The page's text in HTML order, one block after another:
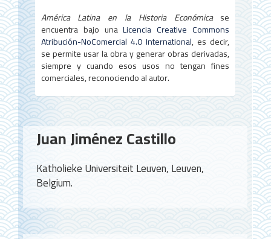
América Latina en la Historia Económicase
encuentra bajo unaLicencia Creative Commons
Atribución-NoComercial 4.0 International, es decir,
se permite usar la obra y generar obras derivadas,
siempre y cuando esos usos no tengan fines
comerciales, reconociendo al autor.
Contenido
principal
del
artículo
Juan Jiménez Castillo
Katholieke Universiteit Leuven, Leuven,
Belgium.